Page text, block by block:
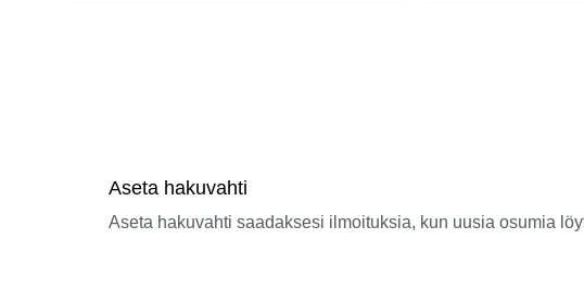
Aseta hakuvahti
Aseta hakuvahti saadaksesi ilmoituksia, kun uusia osumia